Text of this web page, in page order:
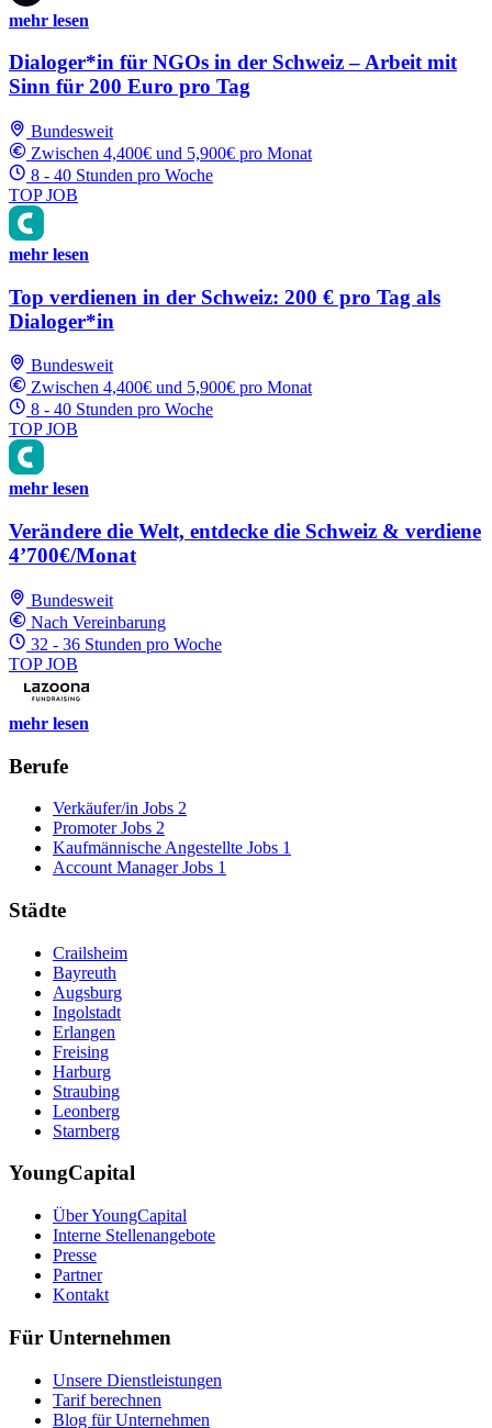
mehr lesen
Dialoger*in für NGOs in der Schweiz – Arbeit mit
Sinn für 200 Euro pro Tag
Bundesweit
Zwischen 4,400€ und 5,900€ pro Monat
8 - 40 Stunden pro Woche
TOP JOB
mehr lesen
Top verdienen in der Schweiz: 200 € pro Tag als
Dialoger*in
Bundesweit
Zwischen 4,400€ und 5,900€ pro Monat
8 - 40 Stunden pro Woche
TOP JOB
mehr lesen
Verändere die Welt, entdecke die Schweiz & verdiene
4’700€/Monat
Bundesweit
Nach Vereinbarung
32 - 36 Stunden pro Woche
TOP JOB
mehr lesen
Berufe
Verkäufer/in Jobs 2
Promoter Jobs 2
Kaufmännische Angestellte Jobs 1
Account Manager Jobs 1
Städte
Crailsheim
Bayreuth
Augsburg
Ingolstadt
Erlangen
Freising
Harburg
Straubing
Leonberg
Starnberg
YoungCapital
Über YoungCapital
Interne Stellenangebote
Presse
Partner
Kontakt
Für Unternehmen
Unsere Dienstleistungen
Tarif berechnen
Blog für Unternehmen